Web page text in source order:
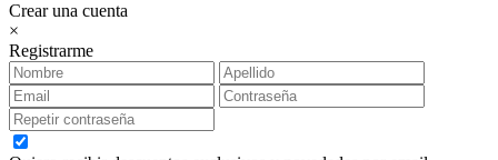
Crear una cuenta
×
Registrarme